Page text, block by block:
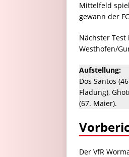
Mittelfeld
gewann der
Nächster
Westhofen/
Aufstellung:
Dos Santos
Fladung),
(67. Maier).
Der VfR